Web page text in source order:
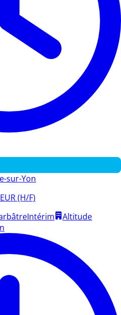
sur-Yon
(H/F)
Intérim
Altitude